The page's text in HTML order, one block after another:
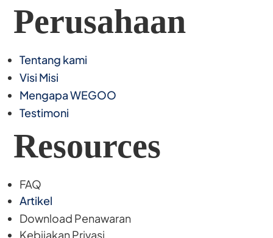
Perusahaan
Tentang kami
Visi Misi
Mengapa WEGOO
Testimoni
Resources
FAQ
Artikel
Download Penawaran
Kebijakan Privasi